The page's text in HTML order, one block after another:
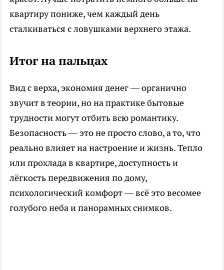
квартиру пониже, чем каждый день
сталкиваться с ловушками верхнего этажа.
Итог на пальцах
Вид с верха, экономия денег — органично
звучит в теории, но на практике бытовые
трудности могут отбить всю романтику.
Безопасность — это не просто слово, а то, что
реально влияет на настроение и жизнь. Тепло
или прохлада в квартире, доступность и
лёгкость передвижения по дому,
психологический комфорт — всё это весомее
голубого неба и панорамных снимков.